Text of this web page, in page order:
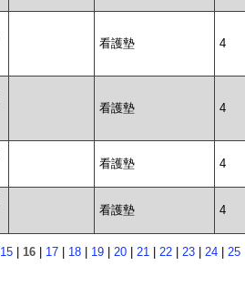
看護墊 4
看護墊 4
看護墊 4
看護墊 4
15 16 17 18 19 20 21 22 23 24 25